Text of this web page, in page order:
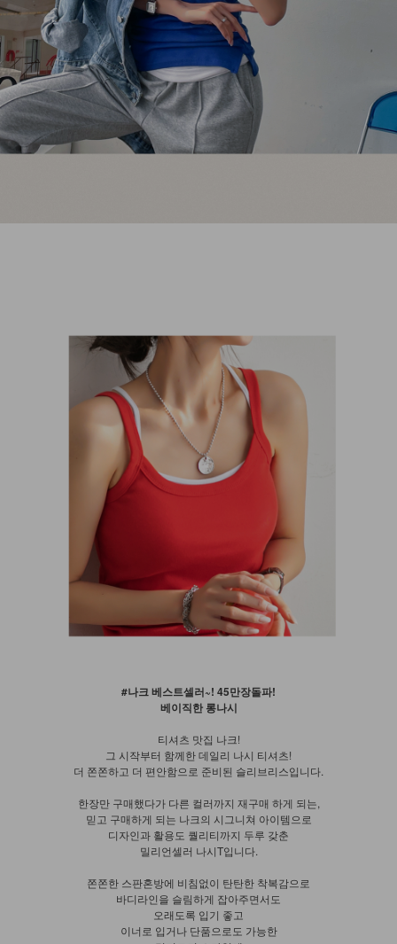
#나크 베스트셀러~! 45만장돌파!
베이직한 롱나시
티셔츠 맛집 나크!
그 시작부터 함께한 데일리 나시 티셔츠!
더 쫀쫀하고 더 편안함으로 준비된 슬리브리스입니다.
한장만 구매했다가 다른 컬러까지 재구매 하게 되는,
믿고 구매하게 되는 나크의 시그니쳐 아이템으로
디자인과 활용도 퀄리티까지 두루 갖춘
밀리언셀러 나시T입니다.
쫀쫀한 스판혼방에 비침없이 탄탄한 착복감으로
바디라인을 슬림하게 잡아주면서도
오래도록 입기 좋고
이너로 입거나 단품으로도 가능한